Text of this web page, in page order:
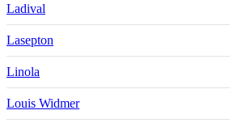
Ladival
Lasepton
Linola
Louis Widmer